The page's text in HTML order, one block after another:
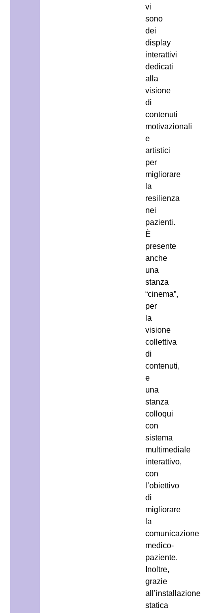
vi
sono
dei
display
interattivi
dedicati
alla
visione
di
contenuti
motivazionali
e
artistici
per
migliorare
la
resilienza
nei
pazienti.
È
presente
anche
una
stanza
“cinema”,
per
la
visione
collettiva
di
contenuti,
e
una
stanza
colloqui
con
sistema
multimediale
interattivo,
con
l’obiettivo
di
migliorare
la
comunicazione
medico-
paziente.
Inoltre,
grazie
all’installazione
statica